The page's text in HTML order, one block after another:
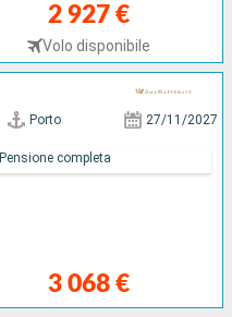
2 927 €
Volo disponibile
Porto 27/11/2027
3 068 €
Pensione completa